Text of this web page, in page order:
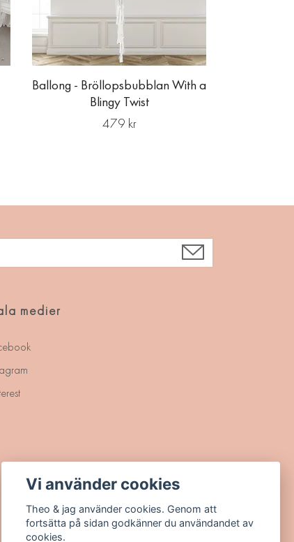
Ballong - Bröllopsbubblan With a
Blingy Twist
479 kr
medier
Vi använder cookies
Theo & jag använder cookies. Genom att
fortsätta på sidan godkänner du användandet av
cookies.